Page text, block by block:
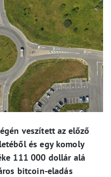
veszített az előző
és egy komoly
111 000 dollár alá
bitcoin-eladás